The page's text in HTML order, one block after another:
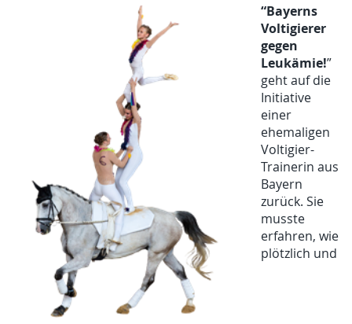
“Bayerns
Voltigierer
gegen
Leukämie!”
geht auf die
Initiative
einer
ehemaligen
Voltigier-
Trainerin aus
Bayern
zurück. Sie
musste
erfahren, wie
plötzlich und